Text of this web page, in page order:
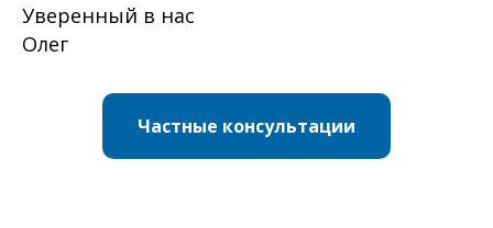
Уверенный в нас
Олег
Частные консультации